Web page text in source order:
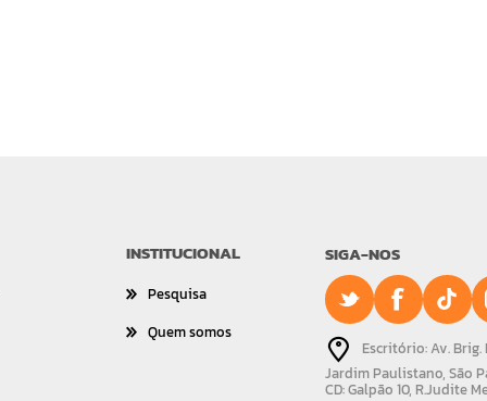
INSTITUCIONAL
Pesquisa
Quem somos
SIGA-NOS
Escritório: Av. Brig.
Jardim Paulistano, São
CD: Galpão 10, R.Judite